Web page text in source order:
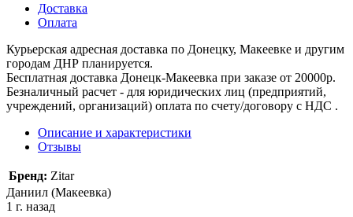
Доставка
Оплата
Курьерская адресная доставка по Донецку, Макеевке и другим
городам ДНР планируется.
Бесплатная доставка Донецк-Макеевка при заказе от 20000р.
Безналичный расчет - для юридических лиц (предприятий,
учреждений, организаций) оплата по счету/договору с НДС .
Описание и характеристики
Отзывы
Бренд: Zitar
Даниил (Макеевка)
1 г. назад